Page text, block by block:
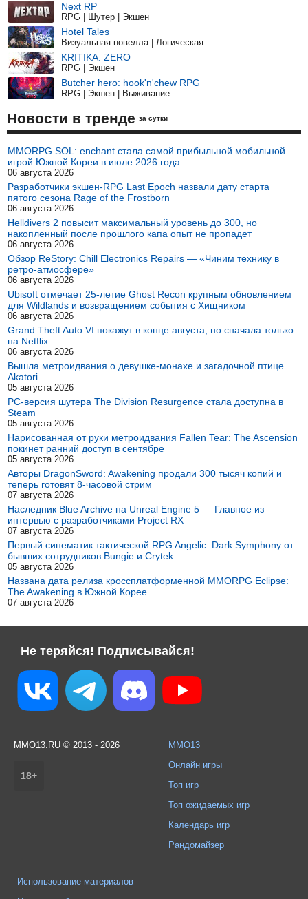
Next RP
RPG | Шутер | Экшен
Hotel Tales
Визуальная новелла | Логическая
KRITIKA: ZERO
RPG | Экшен
Butcher hero: hook'n'chew RPG
RPG | Экшен | Выживание
Новости в тренде за сутки
MMORPG SOL: enchant стала самой прибыльной мобильной
игрой Южной Кореи в июле 2026 года
06 августа 2026
Разработчики экшен-RPG Last Epoch назвали дату старта
пятого сезона Rage of the Frostborn
06 августа 2026
Helldivers 2 повысит максимальный уровень до 300, но
накопленный после прошлого капа опыт не пропадет
06 августа 2026
Обзор ReStory: Chill Electronics Repairs — «Чиним технику в
ретро-атмосфере»
06 августа 2026
Ubisoft отмечает 25-летие Ghost Recon крупным обновлением
для Wildlands и возвращением события с Хищником
06 августа 2026
Grand Theft Auto VI покажут в конце августа, но сначала только
на Netflix
06 августа 2026
Вышла метроидвания о девушке-монахе и загадочной птице
Akatori
05 августа 2026
PC-версия шутера The Division Resurgence стала доступна в
Steam
05 августа 2026
Нарисованная от руки метроидвания Fallen Tear: The Ascension
покинет ранний доступ в сентябре
05 августа 2026
Авторы DragonSword: Awakening продали 300 тысяч копий и
теперь готовят 8-часовой стрим
07 августа 2026
Наследник Blue Archive на Unreal Engine 5 — Главное из
интервью с разработчиками Project RX
07 августа 2026
Первый синематик тактической RPG Angelic: Dark Symphony от
бывших сотрудников Bungie и Crytek
05 августа 2026
Названа дата релиза кроссплатформенной MMORPG Eclipse:
The Awakening в Южной Корее
07 августа 2026
Не теряйся! Подписывайся!
MMO13.RU © 2013 - 2026
18+
MMO13
Онлайн игры
Топ игр
Топ ожидаемых игр
Календарь игр
Рандомайзер
Использование материалов